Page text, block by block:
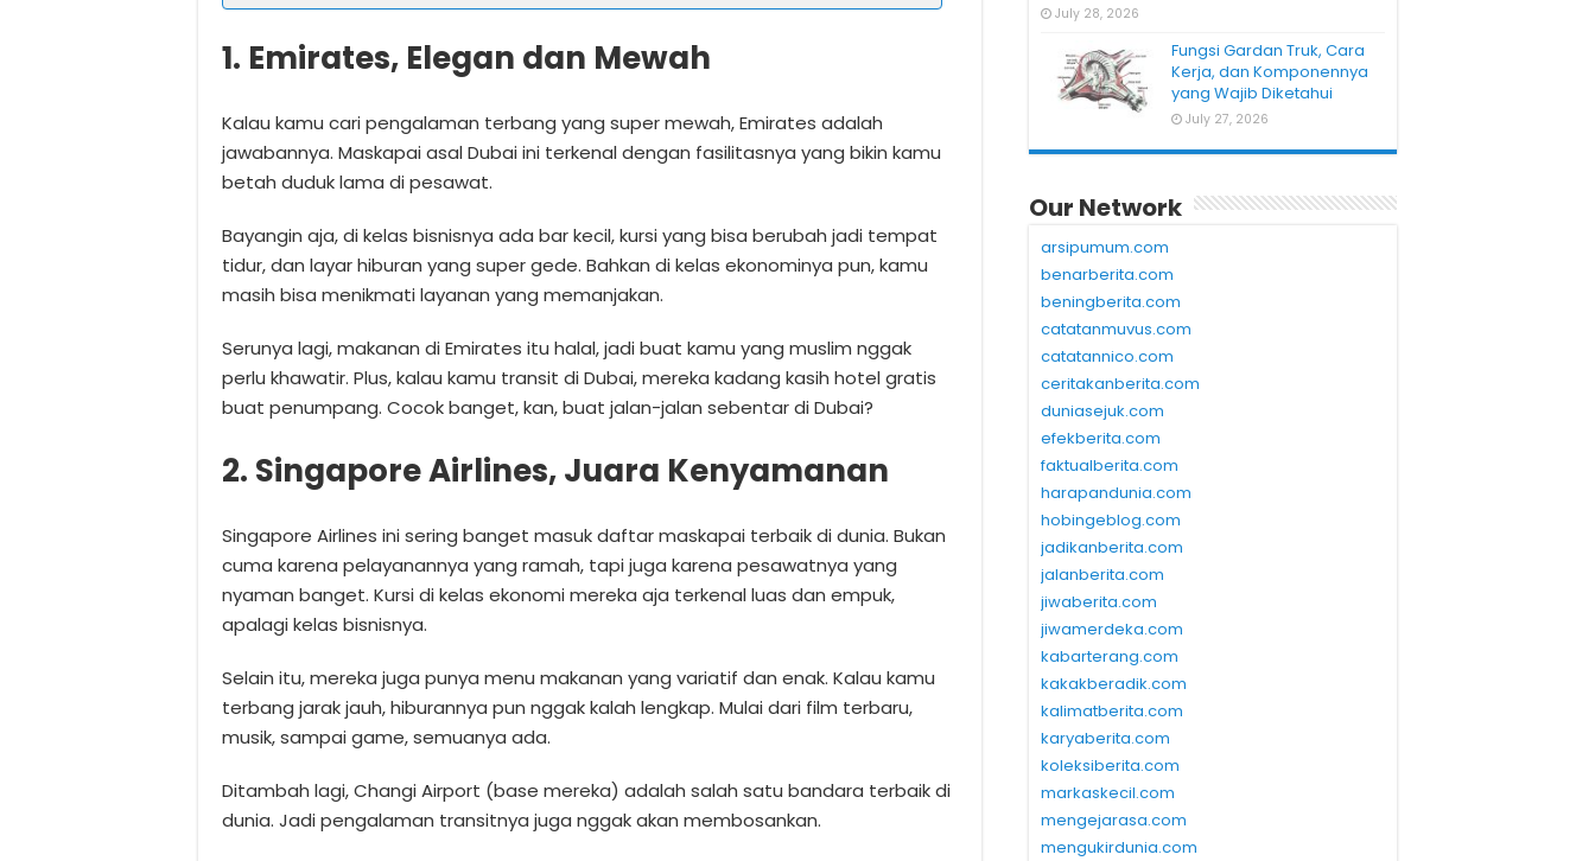
1. Emirates, Elegan dan Mewah
Kalau kamu cari pengalaman terbang yang super mewah, Emirates adalah
jawabannya. Maskapai asal Dubai ini terkenal dengan fasilitasnya yang bikin kamu
betah duduk lama di pesawat.
Bayangin aja, di kelas bisnisnya ada bar kecil, kursi yang bisa berubah jadi tempat
tidur, dan layar hiburan yang super gede. Bahkan di kelas ekonominya pun, kamu
masih bisa menikmati layanan yang memanjakan.
Serunya lagi, makanan di Emirates itu halal, jadi buat kamu yang muslim nggak
perlu khawatir. Plus, kalau kamu transit di Dubai, mereka kadang kasih hotel gratis
buat penumpang. Cocok banget, kan, buat jalan-jalan sebentar di Dubai?
2. Singapore Airlines, Juara Kenyamanan
Singapore Airlines ini sering banget masuk daftar maskapai terbaik di dunia. Bukan
cuma karena pelayanannya yang ramah, tapi juga karena pesawatnya yang
nyaman banget. Kursi di kelas ekonomi mereka aja terkenal luas dan empuk,
apalagi kelas bisnisnya.
Selain itu, mereka juga punya menu makanan yang variatif dan enak. Kalau kamu
terbang jarak jauh, hiburannya pun nggak kalah lengkap. Mulai dari film terbaru,
musik, sampai game, semuanya ada.
Ditambah lagi, Changi Airport (base mereka) adalah salah satu bandara terbaik di
dunia. Jadi pengalaman transitnya juga nggak akan membosankan.
July 28, 2026
Fungsi Gardan Truk, Cara
Kerja, dan Komponennya
yang Wajib Diketahui
July 27, 2026
Our Network
arsipumum.com
benarberita.com
beningberita.com
catatanmuvus.com
catatannico.com
ceritakanberita.com
duniasejuk.com
efekberita.com
faktualberita.com
harapandunia.com
hobingeblog.com
jadikanberita.com
jalanberita.com
jiwaberita.com
jiwamerdeka.com
kabarterang.com
kakakberadik.com
kalimatberita.com
karyaberita.com
koleksiberita.com
markaskecil.com
mengejarasa.com
mengukirdunia.com